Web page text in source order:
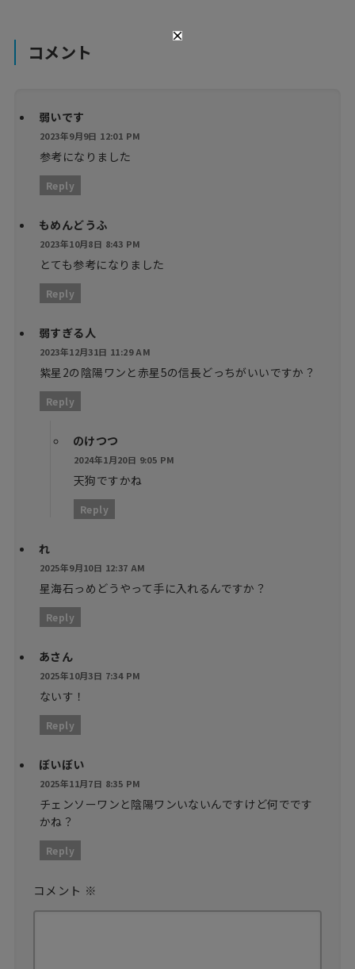
コメント
弱いです
2023年9月9日 12:01 PM
参考になりました
Reply
もめんどうふ
2023年10月8日 8:43 PM
とても参考になりました
Reply
弱すぎる人
2023年12月31日 11:29 AM
紫星2の陰陽ワンと赤星5の信長どっちがいいですか？
Reply
のけつつ
2024年1月20日 9:05 PM
天狗ですかね
Reply
れ
2025年9月10日 12:37 AM
星海石っめどうやって手に入れるんですか？
Reply
あさん
2025年10月3日 7:34 PM
ないす！
Reply
ぼいぼい
2025年11月7日 8:35 PM
チェンソーワンと陰陽ワンいないんですけど何でです
かね？
Reply
コメント ※